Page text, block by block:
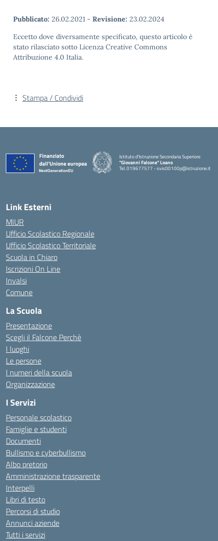
Pubblicato: 26.02.2021 - Revisione: 23.02.2024
Eccetto dove diversamente specificato, questo articolo è
stato rilasciato sotto Licenza Creative Commons
Attribuzione 4.0 Italia.
Stampa / Condividi
Istituto d'Istruzione Secondaria Superiore
"Giovanni Falcone" Loano
Tel. 019677577 - svis00100p@istruzione.it
— Visita la pagina iniziale della scuola
Link Esterni
MIUR
Ufficio Scolastico Regionale
Ufficio Scolastico Territoriale
Scuola in Chiaro
Iscrizioni On Line
Invalsi
Comune
La Scuola
Presentazione
Scegli il Falcone Perchè
I luoghi
Le persone
I numeri della scuola
Organizzazione
I Servizi
Personale scolastico
Famiglie e studenti
Documenti
Bullismo e cyberbullismo
Albo pretorio
Amministrazione trasparente
Interpelli
Libri di testo
Percorsi di studio
Annunci aziende
Tutti i servizi